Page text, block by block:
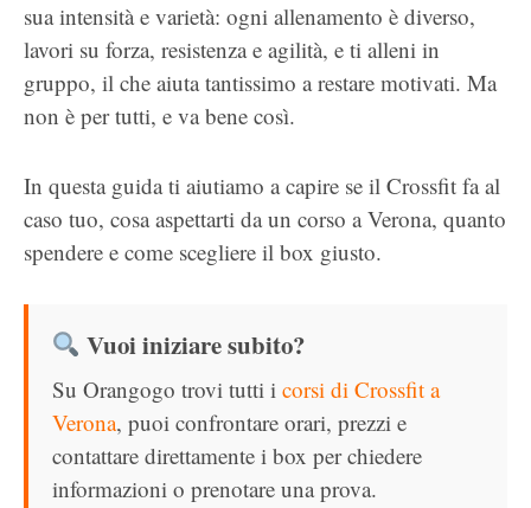
sua intensità e varietà: ogni allenamento è diverso,
lavori su forza, resistenza e agilità, e ti alleni in
gruppo, il che aiuta tantissimo a restare motivati. Ma
non è per tutti, e va bene così.
In questa guida ti aiutiamo a capire se il Crossfit fa al
caso tuo, cosa aspettarti da un corso a Verona, quanto
spendere e come scegliere il box giusto.
Vuoi iniziare subito?
Su Orangogo trovi tutti i corsi di Crossfit a
Verona, puoi confrontare orari, prezzi e
contattare direttamente i box per chiedere
informazioni o prenotare una prova.